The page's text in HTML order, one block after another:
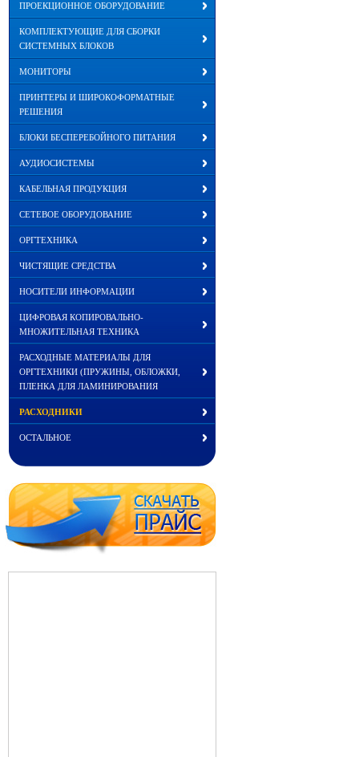
ПРОЕКЦИОННОЕ ОБОРУДОВАНИЕ
КОМПЛЕКТУЮЩИЕ ДЛЯ СБОРКИ
СИСТЕМНЫХ БЛОКОВ
МОНИТОРЫ
ПРИНТЕРЫ И ШИРОКОФОРМАТНЫЕ
РЕШЕНИЯ
БЛОКИ БЕСПЕРЕБОЙНОГО ПИТАНИЯ
АУДИОСИСТЕМЫ
КАБЕЛЬНАЯ ПРОДУКЦИЯ
СЕТЕВОЕ ОБОРУДОВАНИЕ
ОРГТЕХНИКА
ЧИСТЯЩИЕ СРЕДСТВА
НОСИТЕЛИ ИНФОРМАЦИИ
ЦИФРОВАЯ КОПИРОВАЛЬНО-
МНОЖИТЕЛЬНАЯ ТЕХНИКА
РАСХОДНЫЕ МАТЕРИАЛЫ ДЛЯ
ОРГТЕХНИКИ (ПРУЖИНЫ, ОБЛОЖКИ,
ПЛЕНКА ДЛЯ ЛАМИНИРОВАНИЯ
РАСХОДНИКИ
ОСТАЛЬНОЕ